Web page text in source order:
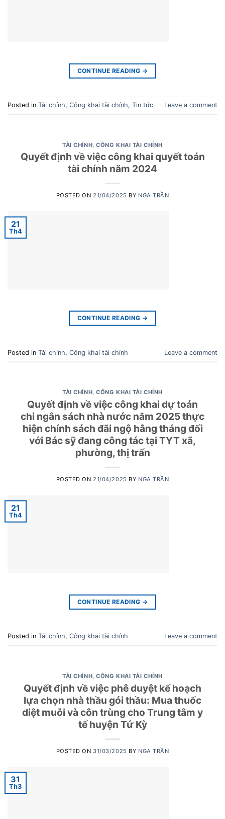
CONTINUE READING →
Posted in Tài chính, Công khai tài chính, Tin tức Leave a comment
TÀI CHÍNH ,CÔNG KHAI TÀI CHÍNH
Quyết định về việc công khai quyết toán
tài chính năm 2024
POSTED ON21/04/2025 BY NGA TRẦN
21
Th4
CONTINUE READING →
Posted in Tài chính, Công khai tài chính Leave a comment
TÀI CHÍNH,CÔNG KHAI TÀI CHÍNH
Quyết định về việc công khai dự toán
chi ngân sách nhà nước năm 2025 thực
hiện chính sách đãi ngộ hằng tháng đối
với Bác sỹ đang công tác tại TYT xã,
phường, thị trấn
POSTED ON21/04/2025 BY NGA TRẦN
21
Th4
CONTINUE READING →
Posted in Tài chính, Công khai tài chính Leave a comment
TÀI CHÍNH,CÔNG KHAI TÀI CHÍNH
Quyết định về việc phê duyệt kế hoạch
lựa chọn nhà thầu gói thầu: Mua thuốc
diệt muỗi và côn trùng cho Trung tâm y
tế huyện Tứ Kỳ
POSTED ON 31/03/2025 BY NGA TRẦN
31
Th3